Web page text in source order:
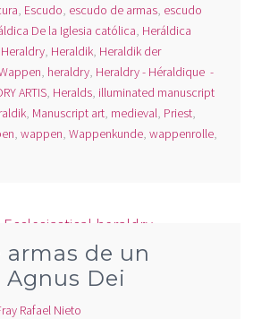
, Escudo, escudo de armas, escudo
De la Iglesia católica, Heráldica
, Heraldik, Heraldik der
, heraldry, Heraldry - Héraldique -
ARTIS, Heralds, illuminated manuscript
, Manuscript art, medieval, Priest,
,wappen,Wappenkunde,wappenrolle,
armas de un
Agnus Dei
Rafael Nieto